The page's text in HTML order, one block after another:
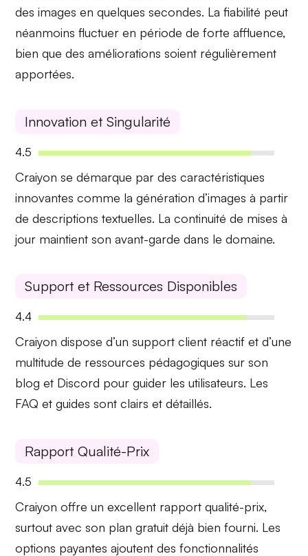
des images en quelques secondes. Lafiabilité peut
néanmoins fluctuer en période de forte affluence,
bien que des améliorations soient régulièrement
apportées.
Innovation et Singularité
4.5
Craiyon se démarque par des caractéristiques
innovantes comme la génération d’images à partir
de descriptions textuelles. La continuité de mises à
jour maintient son avant-garde dans le domaine.
Support et Ressources Disponibles
4.4
Craiyon dispose d’unsupport client réactif et d’une
multitude de ressources pédagogiques sur son
blog et Discord pour guider les utilisateurs. Les
FAQ et guides sont clairs et détaillés.
Rapport Qualité-Prix
4.5
Craiyon offre unexcellent rapport qualité-prix,
surtout avec son plan gratuit déjà bien fourni. Les
options payantes ajoutent des fonctionnalités